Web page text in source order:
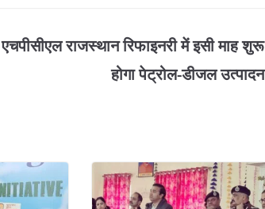
एचपीसीएल राजस्थान रिफाइनरी में इसी माह शुरू
होगा पेट्रोल-डीजल उत्पादन